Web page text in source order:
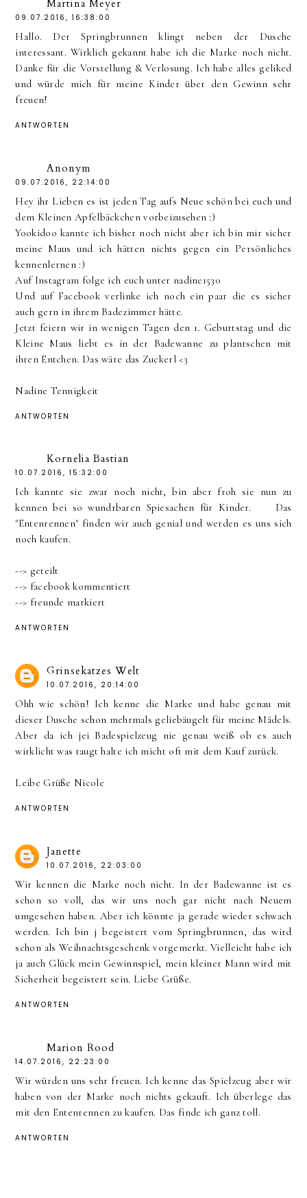
Martina Meyer
09.07.2016, 16:38:00
Hallo. Der Springbrunnen klingt neben der Dusche
interessant. Wirklich gekannt habe ich die Marke noch nicht.
Danke für die Vorstellung & Verlosung. Ich habe alles geliked
und würde mich für meine Kinder über den Gewinn sehr
freuen!
ANTWORTEN
Anonym
09.07.2016, 22:14:00
Hey ihr Lieben es ist jeden Tag aufs Neue schön bei euch und
dem Kleinen Apfelbäckchen vorbeizusehen :)
Yookidoo kannte ich bisher noch nicht aber ich bin mir sicher
meine Maus und ich hätten nichts gegen ein Persönliches
kennenlernen :)
Auf Instagram folge ich euch unter nadine1530
Und auf Facebook verlinke ich noch ein paar die es sicher
auch gern in ihrem Badezimmer hätte.
Jetzt feiern wir in wenigen Tagen den 1. Geburtstag und die
Kleine Maus liebt es in der Badewanne zu plantschen mit
ihren Entchen. Das wäre das Zuckerl <3
Nadine Tennigkeit
ANTWORTEN
Kornelia Bastian
10.07.2016, 15:32:00
Ich kannte sie zwar noch nicht, bin aber froh sie nun zu
kennen bei so wundrbaren Spiesachen für Kinder. Das
"Entenrennen" finden wir auch genial und werden es uns sich
noch kaufen.
--> geteilt
--> facebook kommentiert
--> freunde markiert
ANTWORTEN
Grinsekatzes Welt
10.07.2016, 20:14:00
Ohh wie schön! Ich kenne die Marke und habe genau mit
dieser Dusche schon mehrmals geliebäugelt für meine Mädels.
Aber da ich jei Badespielzeug nie genau weiß ob es auch
wirklicht was taugt halte ich micht oft mit dem Kauf zurück.
Leibe Grüße Nicole
ANTWORTEN
Janette
10.07.2016, 22:03:00
Wir kennen die Marke noch nicht. In der Badewanne ist es
schon so voll, das wir uns noch gar nicht nach Neuem
umgesehen haben. Aber ich könnte ja gerade wieder schwach
werden. Ich bin j begeistert vom Springbrunnen, das wird
schon als Weihnachtsgeschenk vorgemerkt. Vielleicht habe ich
ja auch Glück mein Gewinnspiel, mein kleiner Mann wird mit
Sicherheit begeistert sein. Liebe Grüße.
ANTWORTEN
Marion Rood
14.07.2016, 22:23:00
Wir würden uns sehr freuen. Ich kenne das Spielzeug aber wir
haben von der Marke noch nichts gekauft. Ich überlege das
mit den Entenrennen zu kaufen. Das finde ich ganz toll.
ANTWORTEN